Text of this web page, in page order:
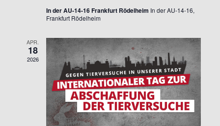
In der AU-14-16 Frankfurt Rödelheim In der AU-14-16,
Frankfurt Rödelheim
APR.
18
2026